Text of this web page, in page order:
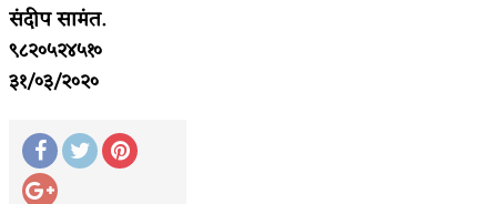
संदीप सामंत.
९८२०५२४५१०
३१/०३/२०२०